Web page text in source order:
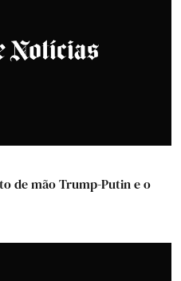
de mão Trump-Putin e o